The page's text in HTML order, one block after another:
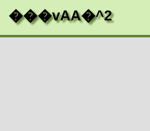
���vAA�^2